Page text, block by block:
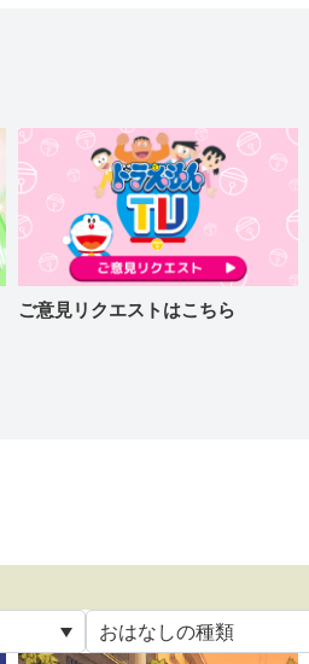
ご意見リクエストはこちら
おはなしの種類